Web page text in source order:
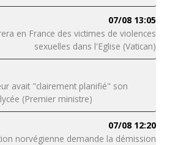
07/08 13:05
en France des victimes de violences
sexuelles dans l'Eglise (Vatican)
avait "clairement planifié" son
(Premier ministre)
07/08 12:20
norvégienne demande la démission